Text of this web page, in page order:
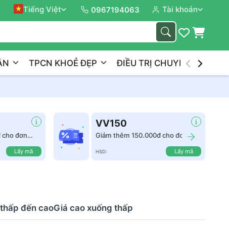
Tiếng Việt 0967194063
Tài khoản
TPCN KHOẺ ĐẸP ĐIỀU TRỊ CHUYÊN NGHIỆP
cho đơn
Lấy mã
VV150
Giảm thêm 150.000đ cho đơn
HSD: Lấy mã
đến caoGiá cao xuống thấp